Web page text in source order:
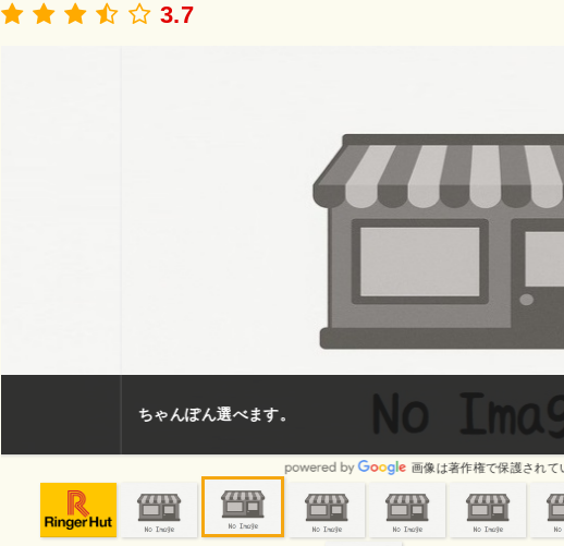
3.7
ちゃんぽん選べます。
画像は著作権で保護されている場合があります。